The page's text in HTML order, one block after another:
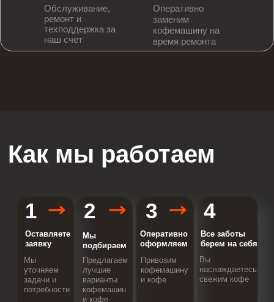
Обслуживание,
ремонт и
техподдержка за
наш счет
Оперативно
заменим
кофемашину на
время ремонта
Как мы работаем
1 2 3 4
Оставляете
заявку
Мы
уточняем
задачи и
потребности
Предлагаем
лучшие
варианты
кофемашин
и кофе
Привозим
кофемашину
и кофе
Вы
наслаждаетесь
свежим кофе
Мы
подбираем
Оперативно
оформляем
Все заботы
берем на себя